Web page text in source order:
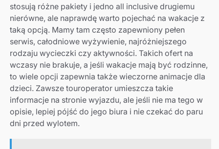
stosują różne pakiety i jedno all inclusive drugiemu
nierówne, ale naprawdę warto pojechać na wakacje z
taką opcją. Mamy tam często zapewniony pełen
serwis, całodniowe wyżywienie, najróżniejszego
rodzaju wycieczki czy aktywności. Takich ofert na
wczasy nie brakuje, a jeśli wakacje mają być rodzinne,
to wiele opcji zapewnia także wieczorne animacje dla
dzieci. Zawsze touroperator umieszcza takie
informacje na stronie wyjazdu, ale jeśli nie ma tego w
opisie, lepiej pójść do jego biura i nie czekać do paru
dni przed wylotem.